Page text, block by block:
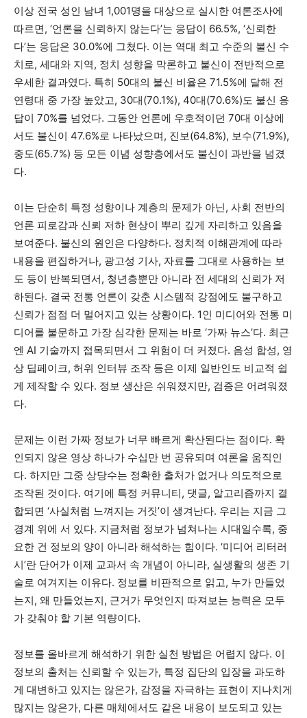
이상 전국 성인 남녀 1,001명을 대상으로 실시한 여론조사에
따르면, ‘언론을 신뢰하지 않는다’는 응답이 66.5%, ‘신뢰한
다’는 응답은 30.0%에 그쳤다. 이는 역대 최고 수준의 불신 수
치로, 세대와 지역, 정치 성향을 막론하고 불신이 전반적으로
우세한 결과였다. 특히 50대의 불신 비율은 71.5%에 달해 전
연령대 중 가장 높았고, 30대(70.1%), 40대(70.6%)도 불신 응
답이 70%를 넘었다. 그동안 언론에 우호적이던 70대 이상에
서도 불신이 47.6%로 나타났으며, 진보(64.8%), 보수(71.9%),
중도(65.7%) 등 모든 이념 성향층에서도 불신이 과반을 넘겼
다.
이는 단순히 특정 성향이나 계층의 문제가 아닌, 사회 전반의
언론 피로감과 신뢰 저하 현상이 뿌리 깊게 자리하고 있음을
보여준다. 불신의 원인은 다양하다. 정치적 이해관계에 따라
내용을 편집하거나, 광고성 기사, 자료를 그대로 사용하는 보
도 등이 반복되면서, 청년층뿐만 아니라 전 세대의 신뢰가 저
하된다. 결국 전통 언론이 갖춘 시스템적 강점에도 불구하고
신뢰가 점점 더 멀어지고 있는 상황이다. 1인 미디어와 전통 미
디어를 불문하고 가장 심각한 문제는 바로 ‘가짜 뉴스’다. 최근
엔 AI 기술까지 접목되면서 그 위험이 더 커졌다. 음성 합성, 영
상 딥페이크, 허위 인터뷰 조작 등은 이제 일반인도 비교적 쉽
게 제작할 수 있다. 정보 생산은 쉬워졌지만, 검증은 어려워졌
다.
문제는 이런 가짜 정보가 너무 빠르게 확산된다는 점이다. 확
인되지 않은 영상 하나가 수십만 번 공유되며 여론을 움직인
다. 하지만 그중 상당수는 정확한 출처가 없거나 의도적으로
조작된 것이다. 여기에 특정 커뮤니티, 댓글, 알고리즘까지 결
합되면 ‘사실처럼 느껴지는 거짓’이 생겨난다. 우리는 지금 그
경계 위에 서 있다. 지금처럼 정보가 넘쳐나는 시대일수록, 중
요한 건 정보의 양이 아니라 해석하는 힘이다. ‘미디어 리터러
시’란 단어가 이제 교과서 속 개념이 아니라, 실생활의 생존 기
술로 여겨지는 이유다. 정보를 비판적으로 읽고, 누가 만들었
는지, 왜 만들었는지, 근거가 무엇인지 따져보는 능력은 모두
가 갖춰야 할 기본 역량이다.
정보를 올바르게 해석하기 위한 실천 방법은 어렵지 않다. 이
정보의 출처는 신뢰할 수 있는가, 특정 집단의 입장을 과도하
게 대변하고 있지는 않은가, 감정을 자극하는 표현이 지나치게
많지는 않은가, 다른 매체에서도 같은 내용이 보도되고 있는